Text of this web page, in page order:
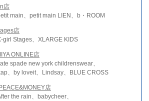
店
main、petit main LIEN、b・ROOM
店
girl Stages、XLARGE KIDS
ONLINE店
spade new york childrenswear、
、by loveit、Lindsay、BLUE CROSS
店
the rain、babycheer、